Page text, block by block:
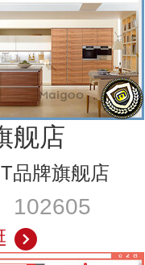
舰店
T品牌旗舰店
102605